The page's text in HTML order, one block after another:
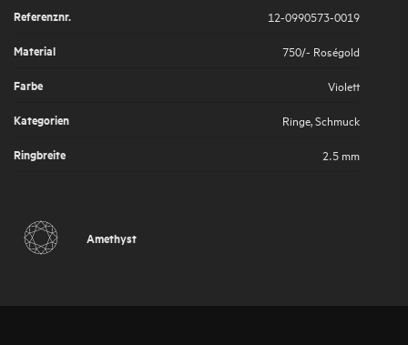
Referenznr.
12-0990573-0019
Material
750/- Roségold
Farbe
Violett
Kategorien
Ringe Schmuck
Ringbreite
2.5 mm
Amethyst